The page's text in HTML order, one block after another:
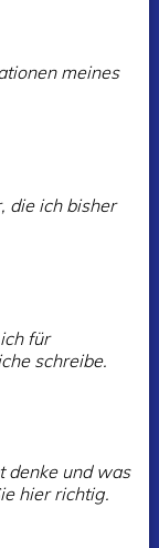
meines
die ich bisher
für
schreibe.
denke und was
hier richtig.